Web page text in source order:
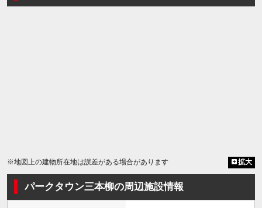
※地図上の建物所在地は誤差がある場合があります 拡大
パークタウン三本柳の周辺施設情報